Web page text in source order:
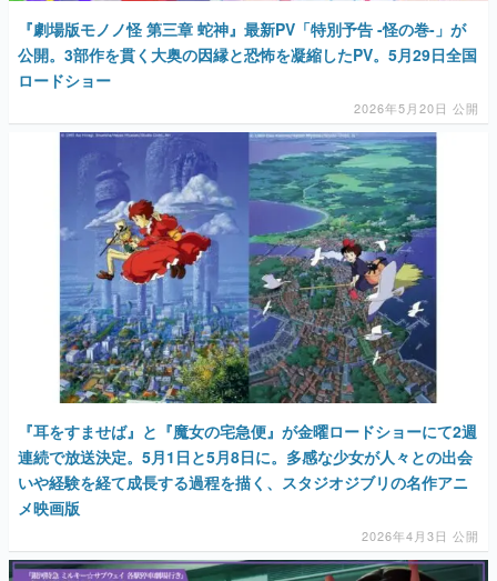
『劇場版モノノ怪 第三章 蛇神』最新PV「特別予告 -怪の巻-」が
公開。3部作を貫く大奥の因縁と恐怖を凝縮したPV。5月29日全国
ロードショー
2026年5月20日 公開
『耳をすませば』と『魔女の宅急便』が金曜ロードショーにて2週
連続で放送決定。5月1日と5月8日に。多感な少女が人々との出会
いや経験を経て成長する過程を描く、スタジオジブリの名作アニ
メ映画版
2026年4月3日 公開